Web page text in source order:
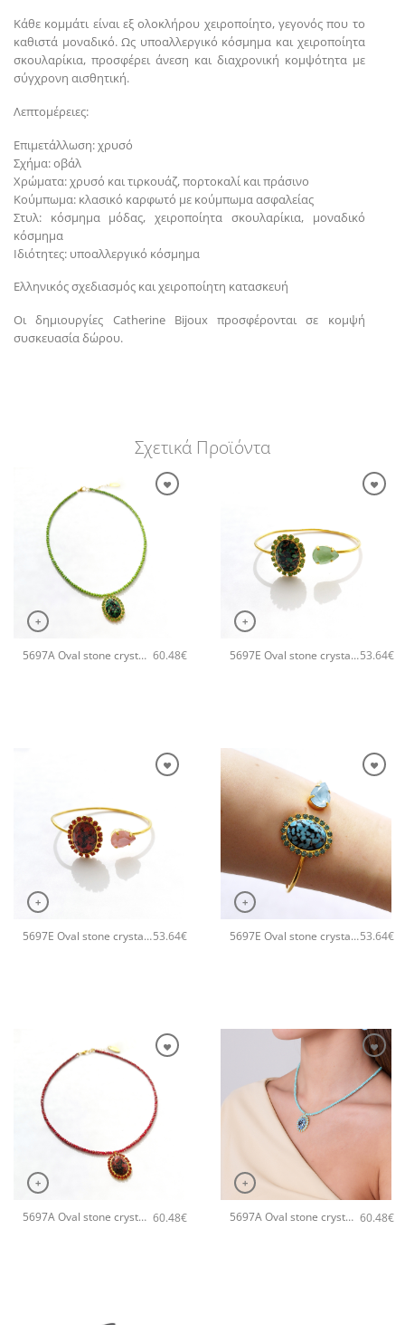
Κάθε κομμάτι είναι εξ ολοκλήρου χειροποίητο, γεγονός που το
καθιστά μοναδικό. Ως υποαλλεργικό κόσμημα και χειροποίητα
σκουλαρίκια, προσφέρει άνεση και διαχρονική κομψότητα με
σύγχρονη αισθητική.
Λεπτομέρειες:
Επιμετάλλωση: χρυσό
Σχήμα: οβάλ
Χρώματα: χρυσό και τιρκουάζ, πορτοκαλί και πράσινο
Κούμπωμα: κλασικό καρφωτό με κούμπωμα ασφαλείας
Στυλ: κόσμημα μόδας, χειροποίητα σκουλαρίκια, μοναδικό
κόσμημα
Ιδιότητες: υποαλλεργικό κόσμημα
Ελληνικός σχεδιασμός και χειροποίητη κατασκευή
Οι δημιουργίες Catherine Bijoux προσφέρονται σε κομψή
συσκευασία δώρου.
Σχετικά Προϊόντα
+
5697A Oval stone crystal χειροποίητο κολιέ Catherine bijoux Πράσινο 60.48€
+
5697E Oval stone crystal χειροποίητο βραχιόλι Catherine bijoux Πράσινο53.64€
+
5697E Oval stone crystal χειροποίητο βραχιόλι Catherine bijoux Πορτοκαλί53.64€
+
5697E Oval stone crystal χειροποίητο βραχιόλι Catherine bijoux Τυρκουάζ53.64€
+
5697A Oval stone crystal χειροποίητο κολιέ Catherine bijoux Πορτοκαλί 60.48€
+
5697A Oval stone crystal χειροποίητο κολιέ Catherine bijoux Τυρκουάζ 60.48€